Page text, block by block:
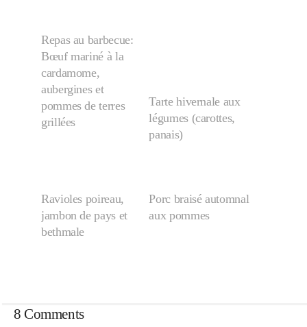
Repas au barbecue:
Bœuf mariné à la
cardamome,
aubergines et
pommes de terres
grillées
Tarte hivernale aux
légumes (carottes,
panais)
Ravioles poireau,
jambon de pays et
bethmale
Porc braisé automnal
aux pommes
8 Comments